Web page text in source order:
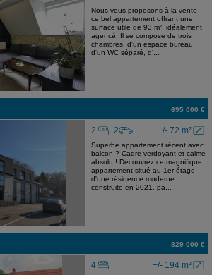
Nous vous proposons à la vente
ce bel appartement offrant une
surface utile de 93 m², idéalement
agencé. Il se compose de trois
chambres, d'un espace bureau,
d'un WC séparé, d'...
695 000 €
+/- 72 m²
2 2
Superbe appartement récent avec
balcon ? Cadre verdoyant et calme
absolu ! Découvrez ce magnifique
appartement situé au 1er étage
d'une résidence moderne
construite en 2021, pa...
829 000 €
+/- 194 m²
4